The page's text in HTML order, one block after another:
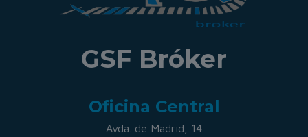
GSF Bróker
Oficina Central
Avda. de Madrid, 14